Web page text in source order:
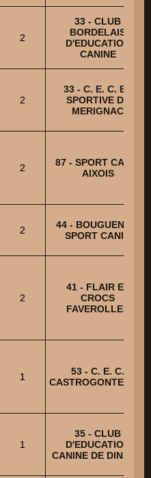
2
33 - CLUB
BORDELAIS
D'EDUCATION
CANINE
2
33 - C. E. C. ET
SPORTIVE DE
MERIGNAC
2
87 - SPORT CANIN
AIXOIS
2
44 - BOUGUENAIS
SPORT CANIN
2
41 - FLAIR ET
CROCS
FAVEROLLES
1
53 - C. E. C.
CASTROGONTERIEN
1
35 - CLUB
D'EDUCATION
CANINE DE DINARD